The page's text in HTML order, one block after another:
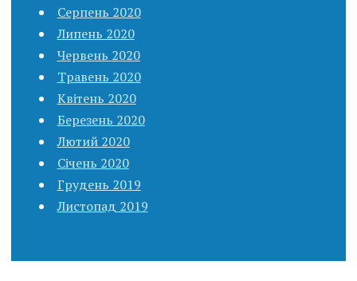
Серпень 2020
Липень 2020
Червень 2020
Травень 2020
Квітень 2020
Березень 2020
Лютий 2020
Січень 2020
Грудень 2019
Листопад 2019